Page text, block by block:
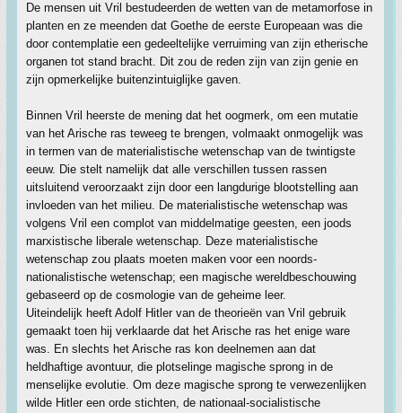
De mensen uit Vril bestudeerden de wetten van de metamorfose in
planten en ze meenden dat Goethe de eerste Europeaan was die
door contemplatie een gedeeltelijke verruiming van zijn etherische
organen tot stand bracht. Dit zou de reden zijn van zijn genie en
zijn opmerkelijke buitenzintuiglijke gaven.
Binnen Vril heerste de mening dat het oogmerk, om een mutatie
van het Arische ras teweeg te brengen, volmaakt onmogelijk was
in termen van de materialistische wetenschap van de twintigste
eeuw. Die stelt namelijk dat alle verschillen tussen rassen
uitsluitend veroorzaakt zijn door een langdurige blootstelling aan
invloeden van het milieu. De materialistische wetenschap was
volgens Vril een complot van middelmatige geesten, een joods
marxistische liberale wetenschap. Deze materialistische
wetenschap zou plaats moeten maken voor een noords-
nationalistische wetenschap; een magische wereldbeschouwing
gebaseerd op de cosmologie van de geheime leer.
Uiteindelijk heeft Adolf Hitler van de theorieën van Vril gebruik
gemaakt toen hij verklaarde dat het Arische ras het enige ware
was. En slechts het Arische ras kon deelnemen aan dat
heldhaftige avontuur, die plotselinge magische sprong in de
menselijke evolutie. Om deze magische sprong te verwezenlijken
wilde Hitler een orde stichten, de nationaal-socialistische